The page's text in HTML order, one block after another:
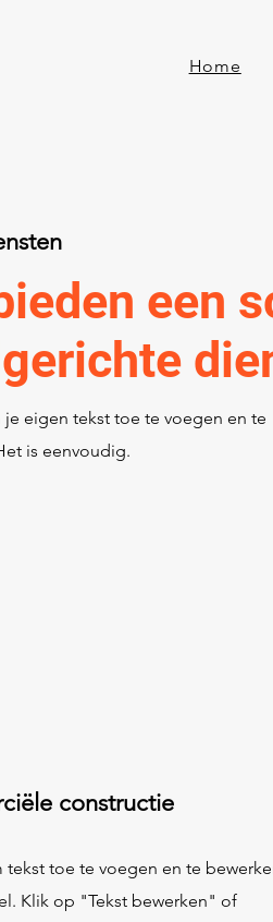
Home
een
je eigen tekst toe te voegen en te
is eenvoudig.
constructie
tekst toe te voegen en te
Klik op "Tekst bewerken" of